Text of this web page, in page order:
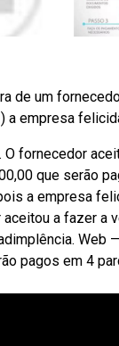
de um
a empresa
fornecedor
que serão
a empresa
a fazer a
Web
pagos em 4